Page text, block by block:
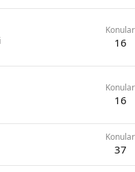
Konular
16
Konular
16
Konular
37